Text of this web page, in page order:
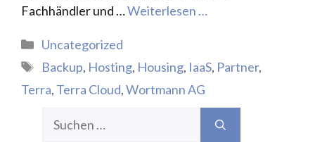
Fachhändler und …Weiterlesen …
Kategorien
Uncategorized
Schlagwörter
Backup, Hosting, Housing, IaaS, Partner,
Terra, Terra Cloud,Wortmann AG